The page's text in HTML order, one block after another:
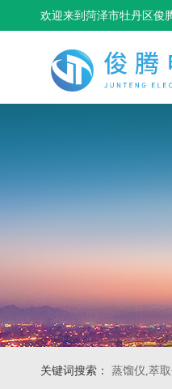
欢迎来到菏泽市牡丹区俊
关键词搜索： 蒸馏仪,萃